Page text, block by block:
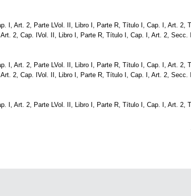
I, Art. 2, Parte LVol. II, Libro I, Parte R, Título I, Cap. I, Art. 2,
2, Cap. IVol. II, Libro I, Parte R, Título I, Cap. I, Art. 2, Secc.
I, Art. 2, Parte LVol. II, Libro I, Parte R, Título I, Cap. I, Art. 2,
2, Cap. IVol. II, Libro I, Parte R, Título I, Cap. I, Art. 2, Secc.
I, Art. 2, Parte LVol. II, Libro I, Parte R, Título I, Cap. I, Art. 2,